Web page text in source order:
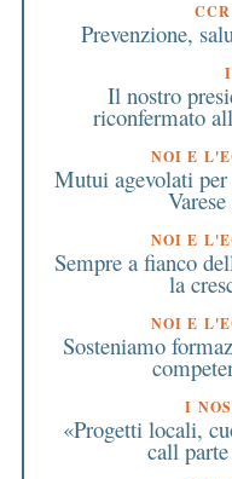
Prevenzione,
Il nostro
riconfermato
NOI E
Mutui agevolati
NOI E
Sempre a fianco
la
NOI E
Sosteniamo
I
«Progetti locali,
call